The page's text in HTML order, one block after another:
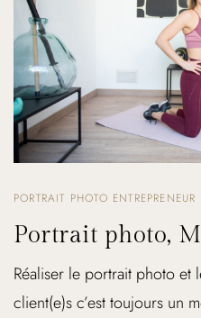
PORTRAIT PHOTO ENTREPRENEUR
Portrait photo,
Réaliser le portrait photo et
client(e)s c’est toujours un